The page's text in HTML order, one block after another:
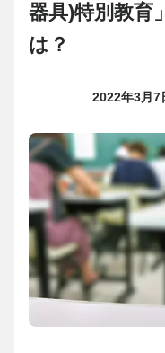
器具)特別教育
は？
2022年3月7